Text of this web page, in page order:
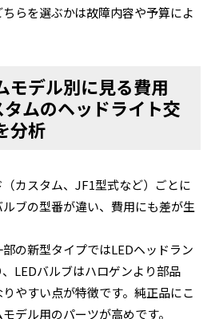
らを選ぶかは故障内容や予算によ
モデル別に見る費用
ムのヘッドライト交
分析
カスタム、JF1型式など）ごとに
ブの型番が違い、費用にも差が生
の新型タイプではLEDヘッドラン
LEDバルブはハロゲンより部品
やすい点が特徴です。純正品にこ
デル用のパーツが高めです。